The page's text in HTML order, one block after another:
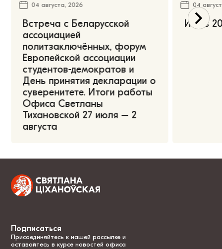
04 августа, 2026
Встреча с Беларусской
ассоциацией
политзаключённых, форум
Европейской ассоциации
студентов-демократов и
День принятия декларации о
суверенитете. Итоги работы
Офиса Светланы
Тихановской 27 июля – 2
августа
04
Июль
Подписаться
Присоединяйтесь к нашей рассылке и
оставайтесь в курсе новостей офиса